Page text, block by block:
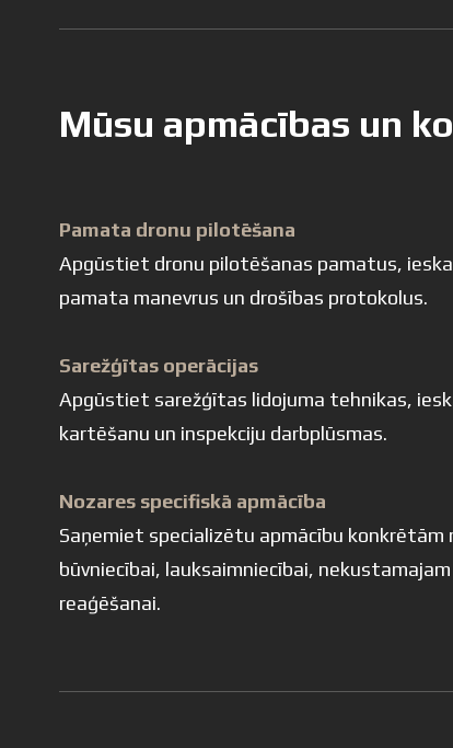
Mūsu apmācības un
Pamata dronu pilotēšana
Apgūstiet dronu pilotēšanas pamatus,
pamata manevrus un drošības protokolus.
Sarežģītas operācijas
Apgūstiet sarežģītas lidojuma tehnikas,
kartēšanu un inspekciju darbplūsmas.
Nozares specifiskā apmācība
Saņemiet specializētu apmācību konkrētām
būvniecībai, lauksaimniecībai,
reaģēšanai.